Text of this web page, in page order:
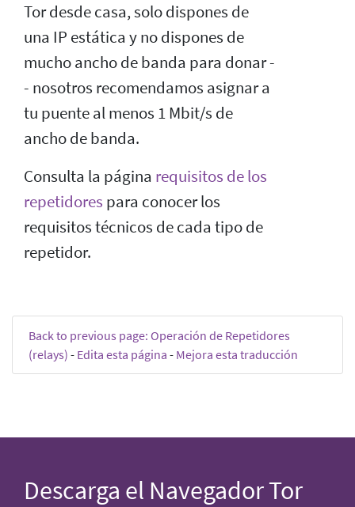
Tor desde casa, solo dispones de
una IP estática y no dispones de
mucho ancho de banda para donar -
- nosotros recomendamos asignar a
tu puente al menos 1 Mbit/s de
ancho de banda.
Consulta la página requisitos de los
repetidores para conocer los
requisitos técnicos de cada tipo de
repetidor.
Back to previous page: Operación de Repetidores
(relays) - Edita esta página - Mejora esta traducción
Descarga el Navegador Tor